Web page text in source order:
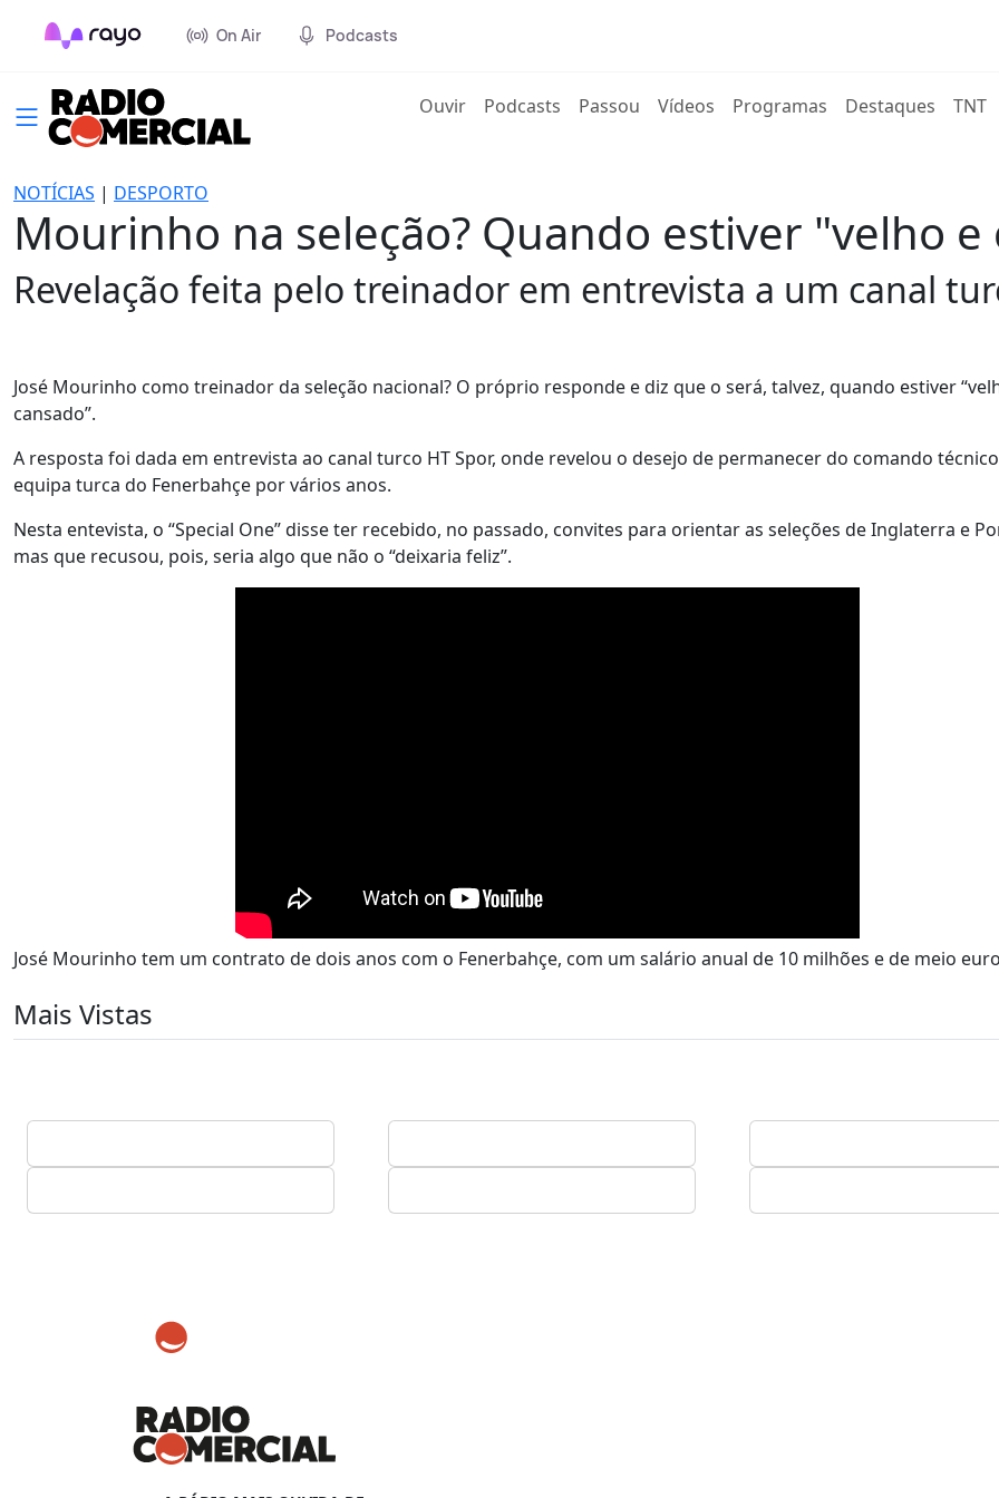
On Air Podcasts
Ouvir(current)
Podcasts Passou Vídeos Programas Destaques TNT
NOTÍCIAS | DESPORTO
Mourinho na seleção? Quando estiver "velho e
Revelação feita pelo treinador em entrevista a um canal
José Mourinho como treinador da seleção nacional? O próprio responde e diz que o será, talvez, quando estiver
cansado”.
A resposta foi dada em entrevista ao canal turco HT Spor, onde revelou o desejo de permanecer do comando
equipa turca do Fenerbahçe por vários anos.
Nesta entevista, o “Special One” disse ter recebido, no passado, convites para orientar as seleções de Inglaterra e
mas que recusou, pois, seria algo que não o “deixaria feliz”.
José Mourinho tem um contrato de dois anos com o Fenerbahçe, com um salário anual de 10 milhões e de meio
Mais Vistas